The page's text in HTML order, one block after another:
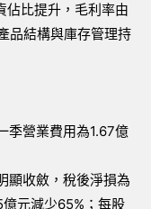
佔比提升，毛利率由
品結構與庫存管理持
季營業費用為1.67億
顯收斂，稅後淨損為
元減少65%；每股